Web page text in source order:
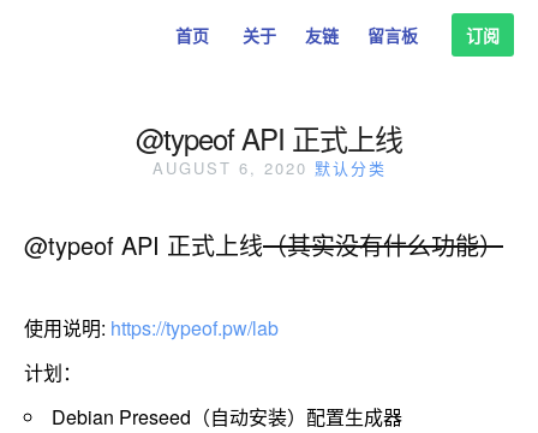
首页 关于 友链 留言板 订阅
@typeof API 正式上线
AUGUST 6, 2020 默认分类
@typeof API 正式上线（其实没有什么功能）
使用说明: https://typeof.pw/lab
计划：
Debian Preseed（自动安装）配置生成器